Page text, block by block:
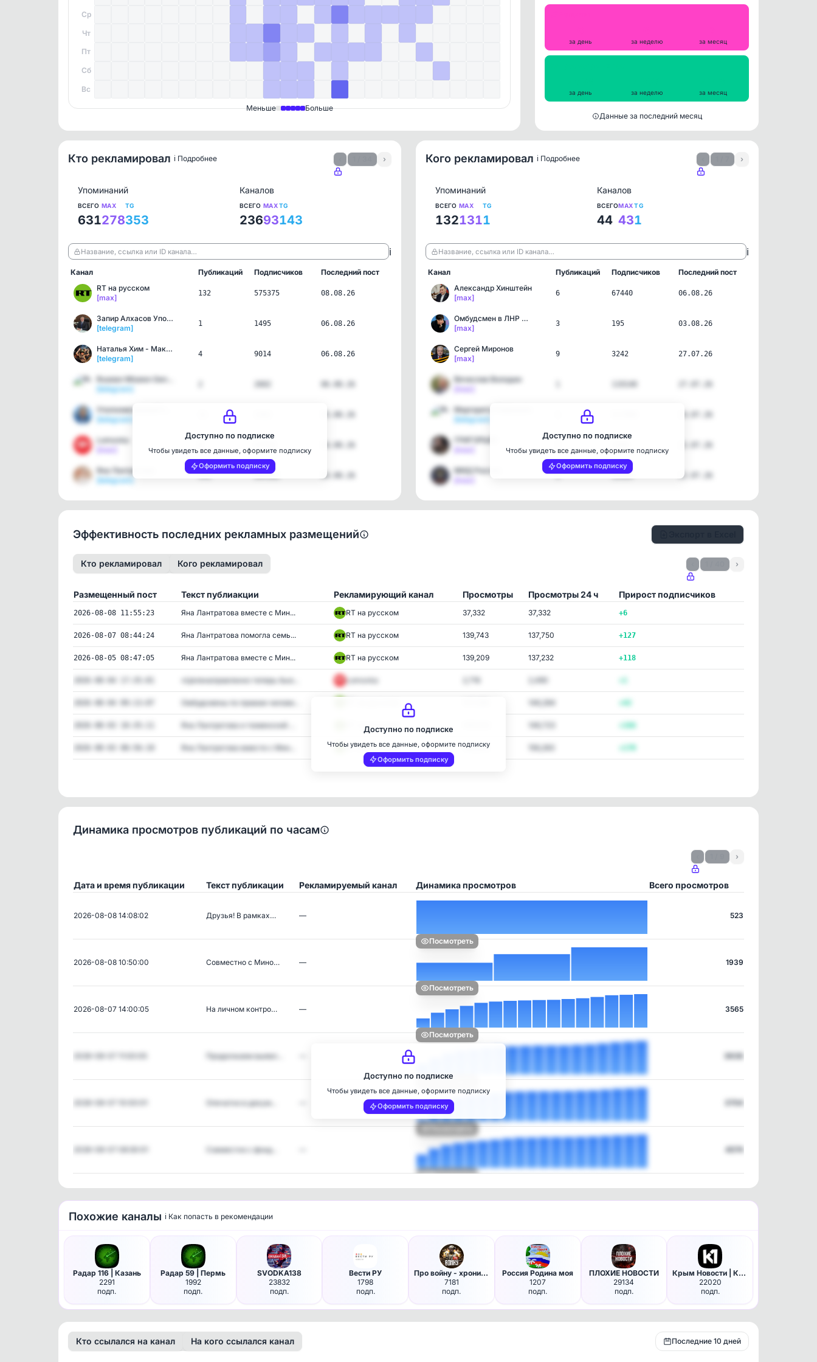
Ср
Чт
Пт
Сб
Вс
Меньше Больше
за день за неделю за месяц
за день за неделю за месяц
Данные за последний месяц
Кто рекламировал ℹ️ Подробнее ›
Упоминаний
ВСЕГО
631
MAX
278
TG
353
Каналов
ВСЕГО
236
MAX
93
TG
143
Название, ссылка или ID канала… ℹ️
Канал Публикаций Подписчиков
Последний пост
RT на русском
[max]
132 575375 08.08.26
Запир Алхасов Уполномоче…
[telegram]
1 1495 06.08.26
Наталья Хим - Максимус. …
[telegram]
4 9014 06.08.26
[telegram]
[telegram]
Lomovka
Яна Лантратова
[telegram]
141 205182 04.08.26
Доступно по подписке
Чтобы увидеть все данные, оформите подписку
Оформить подписку
Кого рекламировал ℹ️ Подробнее ›
Упоминаний
ВСЕГО
132
MAX
131
TG
1
Каналов
ВСЕГО
44
MAX
43
TG
1
Название, ссылка или ID канала… ℹ️
Канал Публикаций Подписчиков
Последний пост
Александр Хинштейн
[max]
6 67440 06.08.26
Омбудсмен в ЛНР Анна Сор…
[max]
3 195 03.08.26
Сергей Миронов
[max]
9 3242 27.07.26
Вячеслав Володин
Маргарита Симоньян
[telegram]
ГРИГОРЬЕВ
МИД России
3 13529 22.07.26
Доступно по подписке
Чтобы увидеть все данные, оформите подписку
Оформить подписку
Эффективность последних рекламных размещений
Кто рекламировал Кого рекламировал ›
Размещенный пост Текст публиакции Рекламирующий канал Просмотры Просмотры 24 ч Прирост подписчиков
2026-08-08 11:55:23 Яна Лантратова вместе с Мин... RT на русском 37,332 37,332 +6
2026-08-07 08:44:24 Яна Лантратова помогла семь... RT на русском 139,743 137,750 +127
2026-08-05 08:47:05 Яна Лантратова вместе с Мин... RT на русском 139,209 137,232 +118
«Целенаправленно теперь бью... Lomovka
Омбудсмены по правам челове...
Яна Лантратова и тюменский ... RT на русском
Яна Лантратова вместе с Мин... RT на русском 159,323
Доступно по подписке
Чтобы увидеть все данные, оформите подписку
Оформить подписку
Динамика просмотров публикаций по часам
›
Дата и время публикации Текст публикации Рекламируемый канал Динамика просмотров Всего просмотров
2026-08-08 14:08:02 Друзья! В рамках… —
Посмотреть
523
2026-08-08 10:50:00 Совместно с Мино… —
Посмотреть
1939
2026-08-07 14:00:05 На личном контро… —
Посмотреть
3565
Продолжаем выявл…
Посмотреть
3638
Опечатки в докум…
Посмотреть
3704
Совместно с фонд…
Посмотреть
4074
Доступно по подписке
Чтобы увидеть все данные, оформите подписку
Оформить подписку
Похожие каналы ℹ️ Как попасть в рекомендации
Радар 116 | Казань
2291
подп.
Радар 59 | Пермь
1992
подп.
SVODKA138
23832
подп.
Вести РУ
1798
подп.
Про войну - хроника боевых де…
7181
подп.
Россия Родина моя
1207
подп.
ПЛОХИЕ НОВОСТИ
29134
подп.
Крым Новости | Крым
22020
подп.
Кто ссылался на канал На кого ссылался канал Последние 10 дней